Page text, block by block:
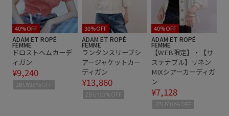
40%OFF
ADAM ET ROPÉ
FEMME
ドロストヘムカーデ
ィガン
¥9,240
2BUY10%OFF
30%OFF
ADAM ET ROPÉ
FEMME
ランタンスリーブシ
アージャケットカー
ディガン
¥13,860
2BUY10%OFF
40%OFF
ADAM ET ROPÉ
FEMME
【WEB限定】・【サ
ステナブル】リネン
MIXシアーカーディガ
ン
¥7,128
2BUY10%OFF